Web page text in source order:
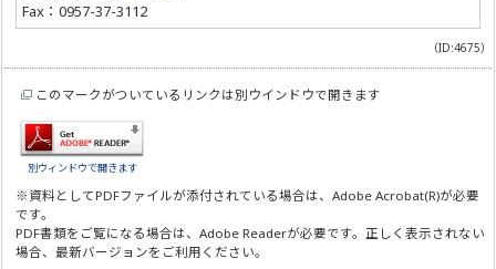
Fax：0957-37-3112
（ID:4675）
このマークがついているリンクは別ウインドウで開きます
別ウィンドウで開きます
※資料としてPDFファイルが添付されている場合は、Adobe Acrobat(R)が必要
です。
PDF書類をご覧になる場合は、Adobe Readerが必要です。正しく表示されない
場合、最新バージョンをご利用ください。